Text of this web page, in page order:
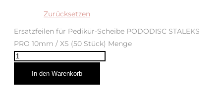
Zurücksetzen
Ersatzfeilen für Pedikür-Scheibe PODODISC STALEKS
PRO 10mm / XS (50 Stück) Menge
In den Warenkorb